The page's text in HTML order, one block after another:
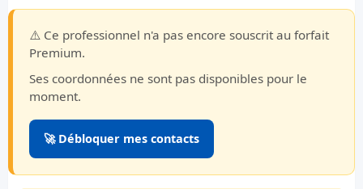
⚠️ Ce professionnel n'a pas encore souscrit au forfait
Premium.
Ses coordonnées ne sont pas disponibles pour le
moment.
🚀 Débloquer mes contacts